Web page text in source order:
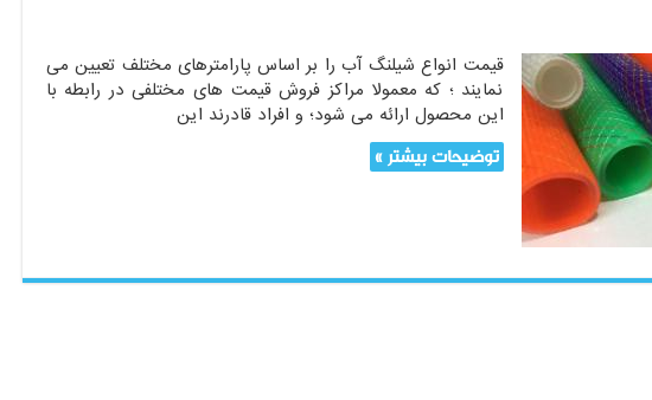
قیمت انواع شیلنگ آب را بر اساس پارامترهای مختلف تعیین می
نمایند ؛ که معمولا مراکز فروش قیمت های مختلفی در رابطه با
این محصول ارائه می شود؛ و افراد قادرند این
توضیحات بیشتر »